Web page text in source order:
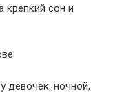
крепкий сон и
девочек, ночной,